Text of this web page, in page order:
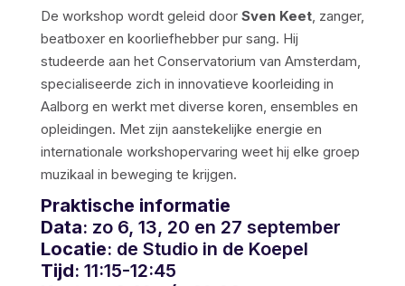
De workshop wordt geleid door Sven Keet, zanger,
beatboxer en koorliefhebber pur sang. Hij
studeerde aan het Conservatorium van Amsterdam,
specialiseerde zich in innovatieve koorleiding in
Aalborg en werkt met diverse koren, ensembles en
opleidingen. Met zijn aanstekelijke energie en
internationale workshopervaring weet hij elke groep
muzikaal in beweging te krijgen.
Praktische informatie
Data: zo 6, 13, 20 en 27 september
Locatie: de Studio in de Koepel
Tijd: 11:15-12:45